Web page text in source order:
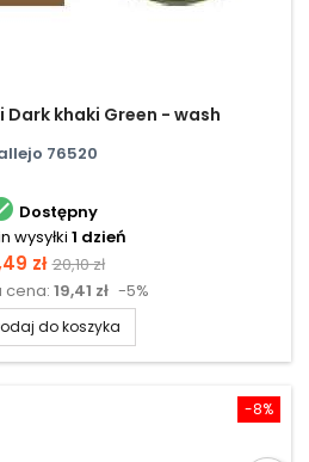
Dark khaki Green - wash
76520
Dostępny
wysyłki 1 dzień
zł Cena
podstawowa
20,10 zł
cena: 19,41 zł -5%
do koszyka
-8%